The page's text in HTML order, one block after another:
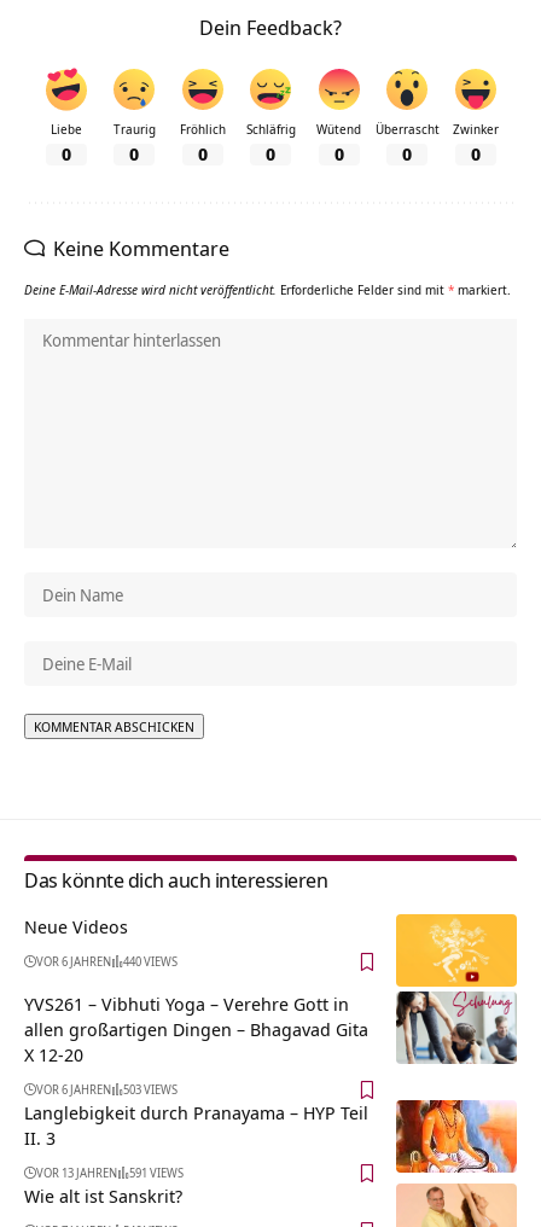
Dein Feedback?
Liebe
0
Traurig
0
Fröhlich
0
Schläfrig
0
Wütend
0
Überrascht
0
Zwinker
0
Keine Kommentare
Deine E-Mail-Adresse wird nicht veröffentlicht. Erforderliche Felder sind mit * markiert.
Das könnte dich auch interessieren
Neue Videos
VOR 6 JAHREN 440 VIEWS
YVS261 – Vibhuti Yoga – Verehre Gott in
allen großartigen Dingen – Bhagavad Gita
X 12-20
VOR 6 JAHREN 503 VIEWS
Langlebigkeit durch Pranayama – HYP Teil
II. 3
VOR 13 JAHREN 591 VIEWS
Wie alt ist Sanskrit?